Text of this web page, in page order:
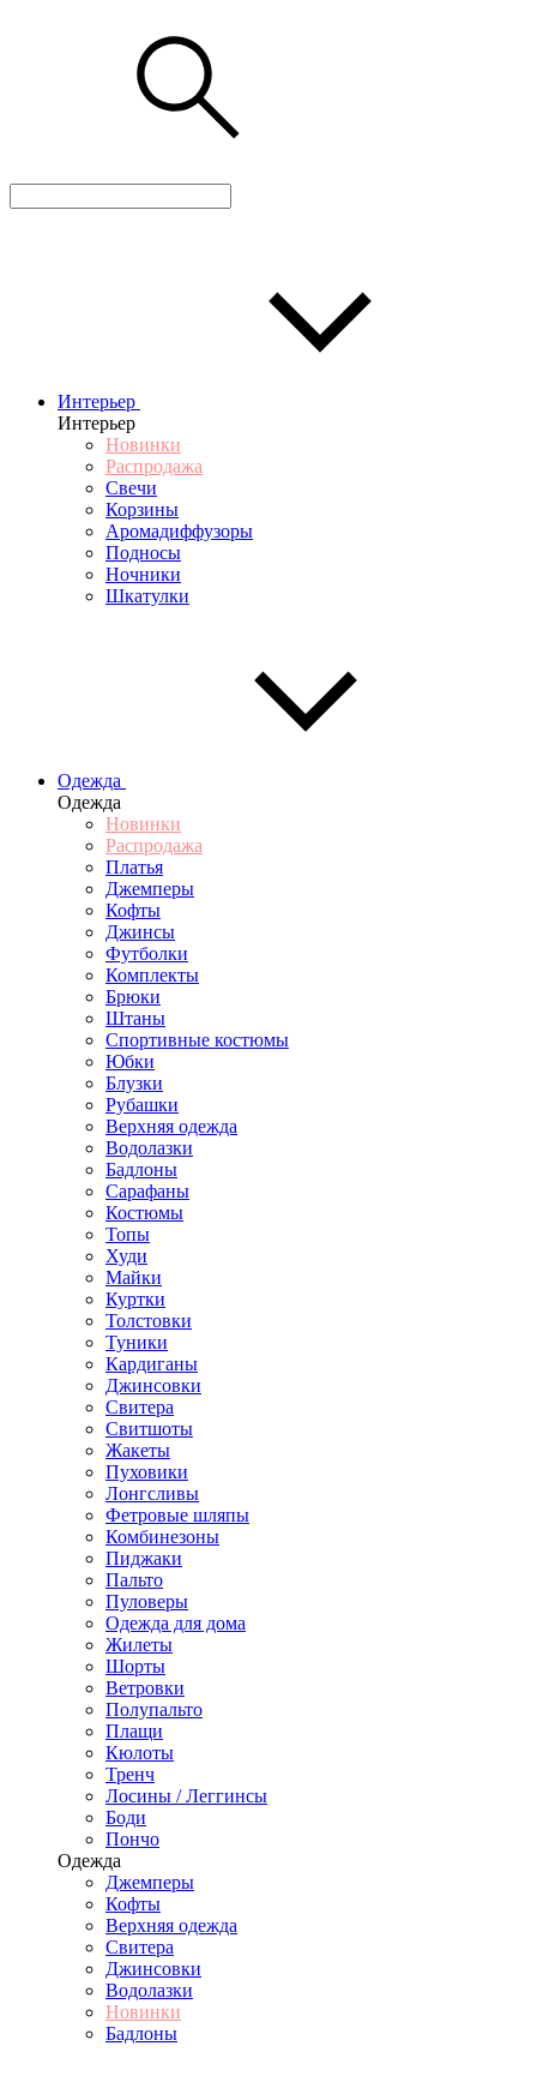
Интерьер
Интерьер
Новинки
Распродажа
Свечи
Корзины
Аромадиффузоры
Подносы
Ночники
Шкатулки
Одежда
Одежда
Новинки
Распродажа
Платья
Джемперы
Кофты
Джинсы
Футболки
Комплекты
Брюки
Штаны
Спортивные костюмы
Юбки
Блузки
Рубашки
Верхняя одежда
Водолазки
Бадлоны
Сарафаны
Костюмы
Топы
Худи
Майки
Куртки
Толстовки
Туники
Кардиганы
Джинсовки
Свитера
Свитшоты
Жакеты
Пуховики
Лонгсливы
Фетровые шляпы
Комбинезоны
Пиджаки
Пальто
Пуловеры
Одежда для дома
Жилеты
Шорты
Ветровки
Полупальто
Плащи
Кюлоты
Тренч
Лосины / Леггинсы
Боди
Пончо
Одежда
Джемперы
Кофты
Верхняя одежда
Свитера
Джинсовки
Водолазки
Новинки
Бадлоны